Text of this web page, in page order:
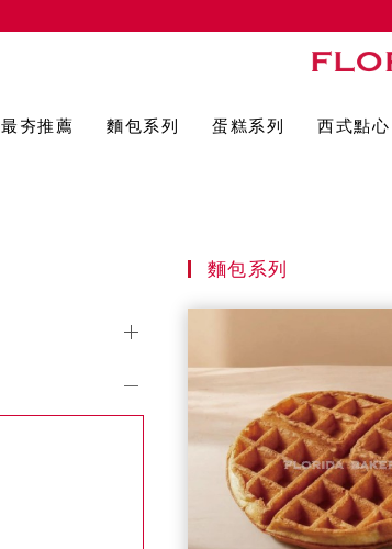
最夯推薦 麵包系列 蛋糕系列 西式點心
麵包系列